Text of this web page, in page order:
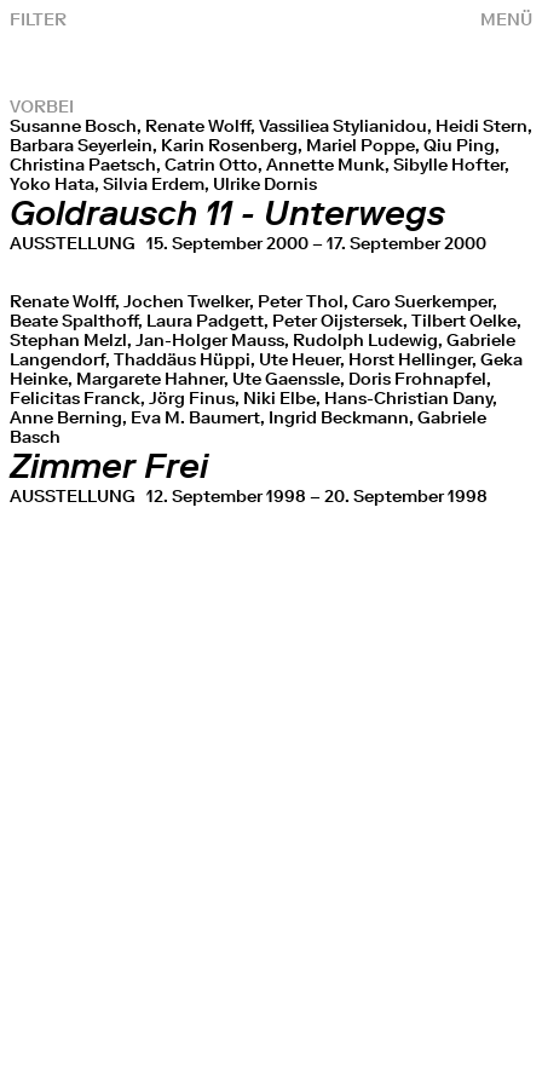
MENÜ
FILTER
VORBEI
Susanne Bosch, Renate Wolff, Vassiliea Stylianidou, Heidi Stern,
Barbara Seyerlein, Karin Rosenberg, Mariel Poppe, Qiu Ping,
Christina Paetsch, Catrin Otto, Annette Munk, Sibylle Hofter,
Yoko Hata, Silvia Erdem, Ulrike Dornis
Goldrausch 11 - Unterwegs
AUSSTELLUNG 15. September 2000 – 17. September 2000
Renate Wolff, Jochen Twelker, Peter Thol, Caro Suerkemper,
Beate Spalthoff, Laura Padgett, Peter Oijstersek, Tilbert Oelke,
Stephan Melzl, Jan-Holger Mauss, Rudolph Ludewig, Gabriele
Langendorf, Thaddäus Hüppi, Ute Heuer, Horst Hellinger, Geka
Heinke, Margarete Hahner, Ute Gaenssle, Doris Frohnapfel,
Felicitas Franck, Jörg Finus, Niki Elbe, Hans-Christian Dany,
Anne Berning, Eva M. Baumert, Ingrid Beckmann, Gabriele
Basch
Zimmer Frei
AUSSTELLUNG 12. September 1998 – 20. September 1998